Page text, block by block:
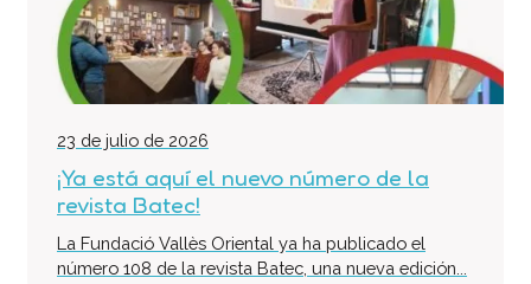
23 de julio de 2026
¡Ya está aquí el nuevo número de la
revista Batec!
La Fundació Vallès Oriental ya ha publicado el
número 108 de la revista Batec, una nueva edición...